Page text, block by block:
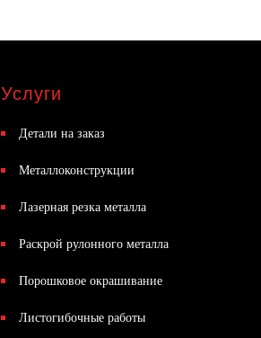
Услуги
Детали на заказ
Металлоконструкции
Лазерная резка металла
Раскрой рулонного металла
Порошковое окрашивание
Листогибочные работы